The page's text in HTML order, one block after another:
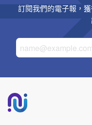
訂閱我們的電子報，